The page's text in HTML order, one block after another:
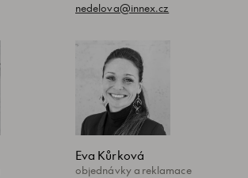
nedelova@innex.cz
Eva Kůrková
objednávky a reklamace